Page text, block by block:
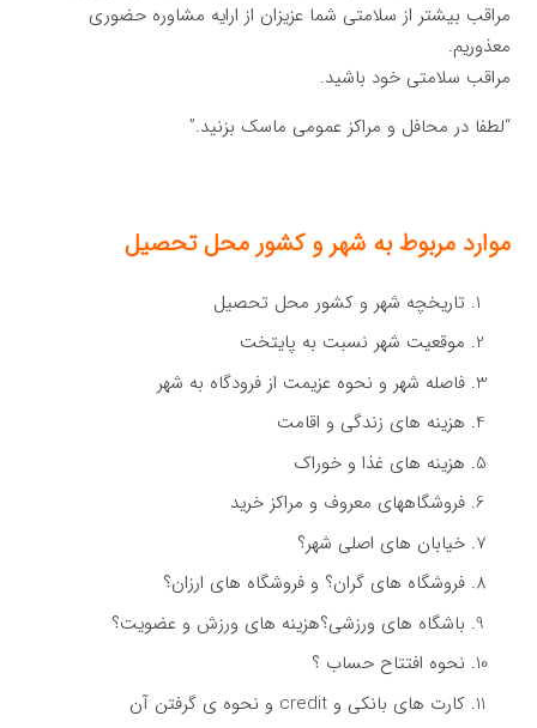
مراقب بیشتر از سلامتی شما عزیزان از ارایه مشاوره حضوری
معذوریم.
مراقب سلامتی خود باشید.
“لطفا در محافل و مراکز عمومی ماسک بزنید.”
موارد مربوط به شهر و کشور محل تحصیل
تاریخچه شهر و کشور محل تحصیل
موقعیت شهر نسبت به پایتخت
فاصله شهر و نحوه عزیمت از فرودگاه به شهر
هزینه های زندگی و اقامت
هزینه های غذا و خوراک
فروشگاههای معروف و مراکز خرید
خیابان های اصلی شهر؟
فروشگاه های گران؟ و فروشگاه های ارزان؟
باشگاه های ورزشی؟هزینه های ورزش و عضویت؟
نحوه افتتاح حساب ؟
کارت های بانکی و credit و نحوه ی گرفتن آن